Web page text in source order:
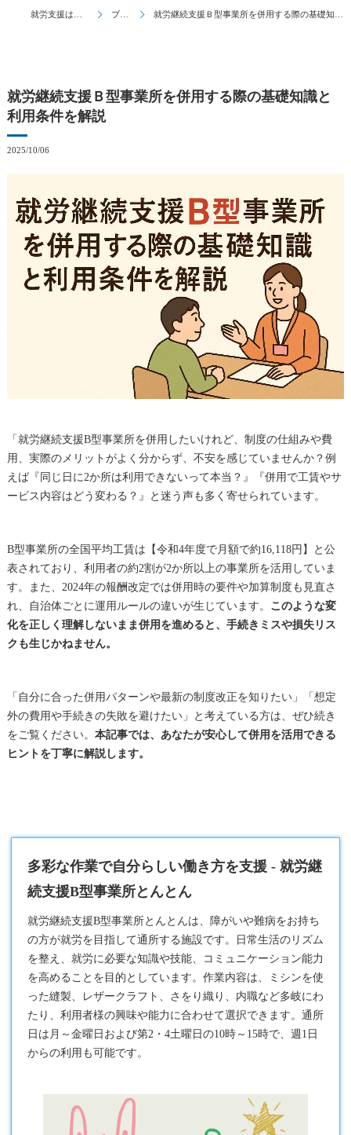
ブログ 就労継続支援Ｂ型事業所を併用する際の基礎知識と利用条件を解説
就労継続支援Ｂ型事業所を併用する際の基礎知識と
利用条件を解説
2025/10/06
「就労継続支援B型事業所を併用したいけれど、制度の仕組みや費
用、実際のメリットがよく分からず、不安を感じていませんか？例
えば『同じ日に2か所は利用できないって本当？』『併用で工賃やサ
ービス内容はどう変わる？』と迷う声も多く寄せられています。
B型事業所の全国平均工賃は【令和4年度で月額で約16,118円】と公
表されており、利用者の約2割が2か所以上の事業所を活用していま
す。また、2024年の報酬改定では併用時の要件や加算制度も見直さ
れ、自治体ごとに運用ルールの違いが生じています。 このような変
化を正しく理解しないまま併用を進めると、手続きミスや損失リス
クも生じかねません。
「自分に合った併用パターンや最新の制度改正を知りたい」「想定
外の費用や手続きの失敗を避けたい」と考えている方は、ぜひ続き
をご覧ください。 本記事では、あなたが安心して併用を活用できる
ヒントを丁寧に解説します。
多彩な作業で自分らしい働き方を支援 - 就労継
続支援B型事業所とんとん
就労継続支援B型事業所とんとんは、障がいや難病をお持ち
の方が就労を目指して通所する施設です。日常生活のリズム
を整え、就労に必要な知識や技能、コミュニケーション能力
を高めることを目的としています。作業内容は、ミシンを使
った縫製、レザークラフト、さをり織り、内職など多岐にわ
たり、利用者様の興味や能力に合わせて選択できます。通所
日は月～金曜日および第2・4土曜日の10時～15時で、週1日
からの利用も可能です。